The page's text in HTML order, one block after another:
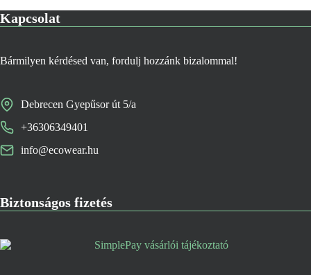
Kapcsolat
Bármilyen kérdésed van, fordulj hozzánk bizalommal!
Debrecen Gyepűsor út 5/a
+36306349401
info@ecowear.hu
Biztonságos fizetés